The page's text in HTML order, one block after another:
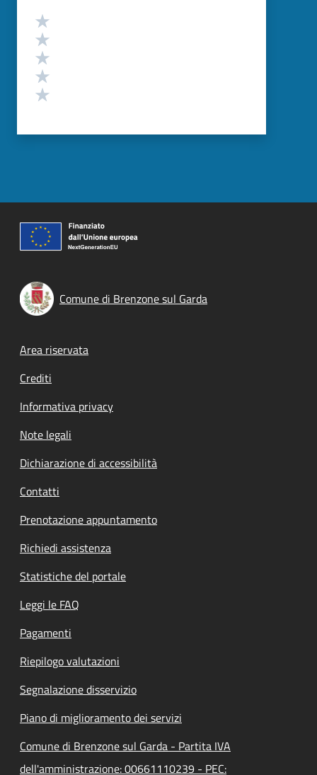
Valutazione
Comune di Brenzone sul Garda
Footer menu
Area riservata
Crediti
Informativa privacy
Note legali
Dichiarazione di accessibilità
Contatti
Prenotazione appuntamento
Richiedi assistenza
Statistiche del portale
Leggi le FAQ
Pagamenti
Riepilogo valutazioni
Segnalazione disservizio
Piano di miglioramento dei servizi
Comune di Brenzone sul Garda - Partita IVA
dell'amministrazione: 00661110239 - PEC: